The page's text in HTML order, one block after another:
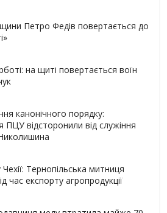
Петро Федів повертається до
на щиті повертається воїн
канонічного порядку:
ПЦУ відсторонили від служіння
Тернопільська митниця
час експорту агропродукції